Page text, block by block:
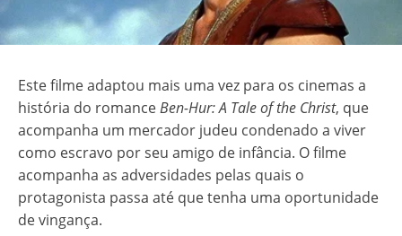
Este filme adaptou mais uma vez para os cinemas a
história do romanceBen-Hur: A Tale of the Christ, que
acompanha um mercador judeu condenado a viver
como escravo por seu amigo de infância. O filme
acompanha as adversidades pelas quais o
protagonista passa até que tenha uma oportunidade
de vingança.